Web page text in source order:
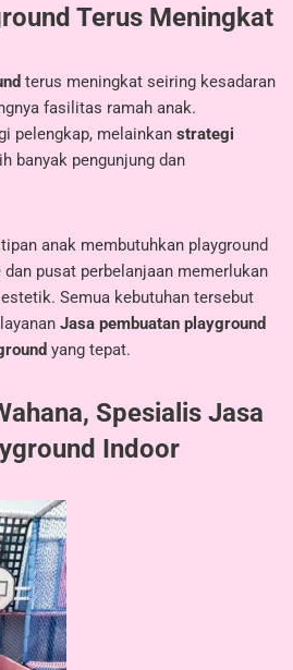
Terus Meningkat
terus meningkat seiring kesadaran
fasilitas ramah anak.
pelengkap, melainkan strategi
banyak pengunjung dan
anak membutuhkan playground
pusat perbelanjaan memerlukan
Semua kebutuhan tersebut
Jasa pembuatan playground
yang tepat.
Spesialis Jasa
Indoor